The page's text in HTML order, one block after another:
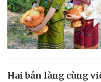
Hai bản làng cùng